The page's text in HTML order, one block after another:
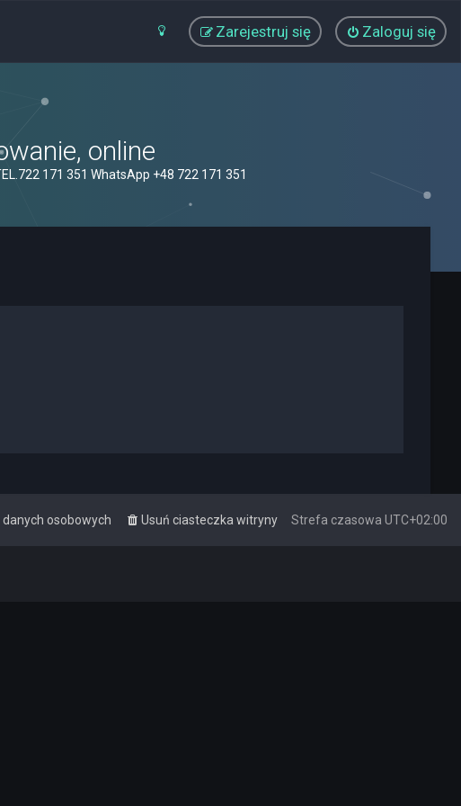
Zaloguj się
Zarejestruj się
online
171 351 WhatsApp +48 722 171 351
Strefa czasowa UTC+02:00
Usuń ciasteczka witryny
osobowych